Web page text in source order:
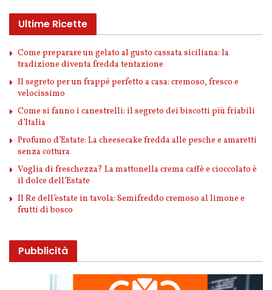
Ultime Ricette
Come preparare un gelato al gusto cassata siciliana: la
tradizione diventa fredda tentazione
Il segreto per un frappé perfetto a casa: cremoso, fresco e
velocissimo
Come si fanno i canestrelli: il segreto dei biscotti più friabili
d’Italia
Profumo d’Estate: La cheesecake fredda alle pesche e amaretti
senza cottura
Voglia di freschezza? La mattonella crema caffè e cioccolato è
il dolce dell’Estate
Il Re dell’estate in tavola: Semifreddo cremoso al limone e
frutti di bosco
Pubblicità